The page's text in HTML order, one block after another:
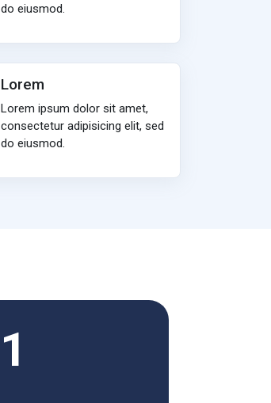
do eiusmod.
Lorem
Lorem ipsum dolor sit amet,
consectetur adipisicing elit, sed
do eiusmod.
1